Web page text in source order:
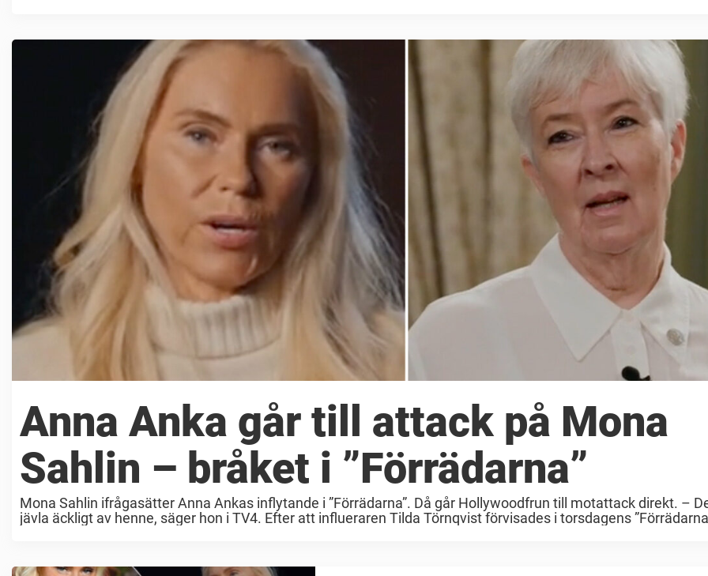
Anna Anka går till attack på Mona
Sahlin – bråket i ”Förrädarna”
Mona Sahlin ifrågasätter Anna Ankas inflytande i ”Förrädarna”. Då går Hollywoodfrun till motattack direkt. –
jävla äckligt av henne, säger hon i TV4. Efter att influeraren Tilda Törnqvist förvisades i torsdagens